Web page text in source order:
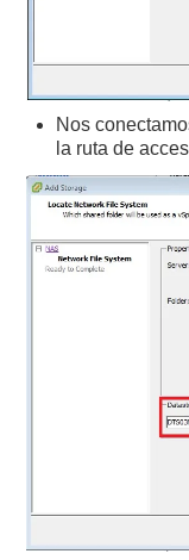
Nos
la ruta de